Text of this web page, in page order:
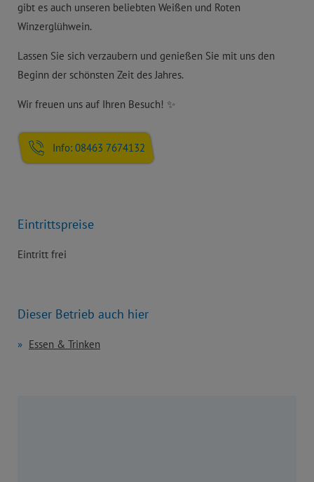
gibt es auch unseren beliebten Weißen und Roten
Winzerglühwein.
Lassen Sie sich verzaubern und genießen Sie mit uns den
Beginn der schönsten Zeit des Jahres.
Wir freuen uns auf Ihren Besuch! ✨
Info: 08463 7674132
Eintrittspreise
Eintritt frei
Dieser Betrieb auch hier
Essen & Trinken